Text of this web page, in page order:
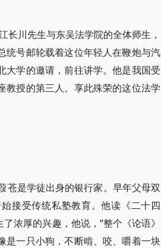
川先生与东吴法学院的全体师生，
统号邮轮载着这位年轻人在鞭炮与汽
大学的邀请，前往讲学。他是我国受
教授的第三人。享此殊荣的这位法学
苍是学徒出身的银行家。早年父母双
接受传统私塾教育。他读《二十四
浓厚的兴趣，他说，“整个《论语》
是一只小狗，不断啃、咬、嚼着一块